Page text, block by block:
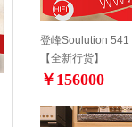
登峰Soulution
【全新行货】
￥156000